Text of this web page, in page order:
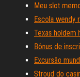
Meu slot
Escola wendy
Texas holdem
Bônus de
Excursão
Stroud do